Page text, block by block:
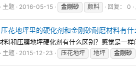
主题 2016-05-15 金刚砂 颜料 回复： 0
压花地坪里的硬化剂和金刚砂耐磨材料有什
料和压膜地坪硬化剂有什么区别？感觉是一样
主题 2015-12-23 压花地坪 地坪 金刚砂